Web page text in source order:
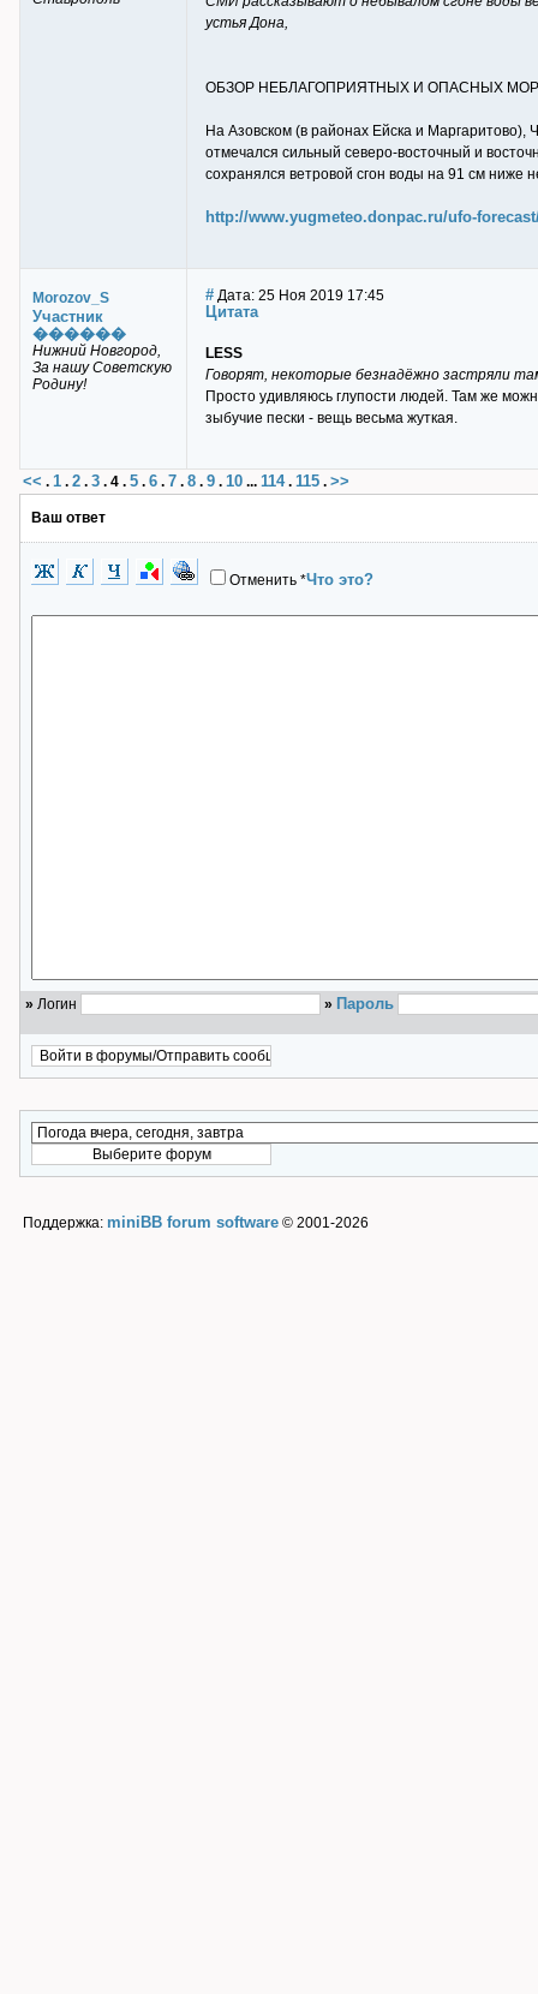
устья Дона,
ОБЗОР НЕБЛАГОПРИЯТНЫХ И ОПАСНЫХ
На Азовском (в районах Ейска и
отмечался сильный северо-восточный и
сохранялся ветровой сгон воды на 91 см ниже
http://www.yugmeteo.donpac.ru/ufo-
Morozov_S
Участник
������
Нижний Новгород,
За нашу Советскую
Родину!
# Дата: 25 Ноя 2019 17:45
Цитата
LESS
Говорят, некоторые безнадёжно застряли
Просто удивляюсь глупости людей. Там же
зыбучие пески - вещь весьма жуткая.
<< . 1 . 2 . 3 . 4 . 5 . 6 . 7 . 8 . 9 . 10 ... 114. 115 . >>
Ваш ответ
Отменить *Что это?
» Логин » Пароль
Поддержка: miniBB forum software © 2001-2026